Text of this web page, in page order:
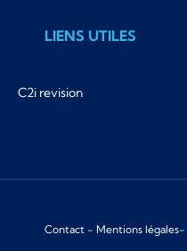
LIENS UTILES
C2i revision
Contact - Mentions légales-